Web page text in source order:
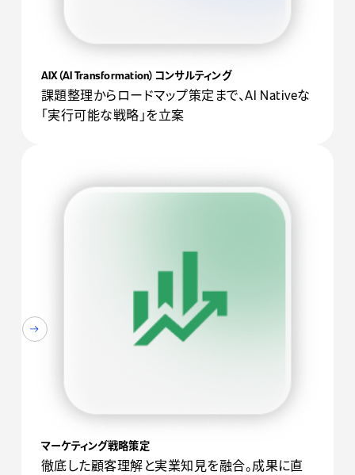
AIX（AI Transformation）コンサルティング
課題整理からロードマップ策定まで、AI Nativeな
「実行可能な戦略」を立案
マーケティング戦略策定
徹底した顧客理解と実業知見を融合。成果に直